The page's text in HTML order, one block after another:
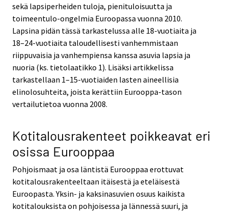
sekä lapsiperheiden tuloja, pienituloisuutta ja
toimeentulo-ongelmia Euroopassa vuonna 2010.
Lapsina pidän tässä tarkastelussa alle 18-vuotiaita ja
18–24-vuotiaita taloudellisesti vanhemmistaan
riippuvaisia ja vanhempiensa kanssa asuvia lapsia ja
nuoria (ks. tietolaatikko 1). Lisäksi artikkelissa
tarkastellaan 1–15-vuotiaiden lasten aineellisia
elinolosuhteita, joista kerättiin Eurooppa-tason
vertailutietoa vuonna 2008.
Kotitalousrakenteet poikkeavat eri
osissa Eurooppaa
Pohjoismaat ja osa läntistä Eurooppaa erottuvat
kotitalousrakenteeltaan itäisestä ja eteläisestä
Euroopasta. Yksin- ja kaksinasuvien osuus kaikista
kotitalouksista on pohjoisessa ja lännessä suuri, ja